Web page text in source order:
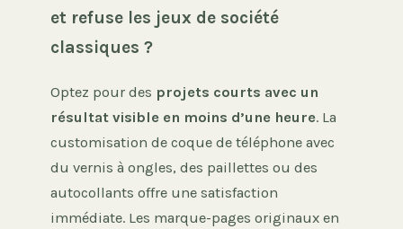
et refuse les jeux de société
classiques ?
Optez pour des projets courts avec un
résultat visible en moins d’une heure. La
customisation de coque de téléphone avec
du vernis à ongles, des paillettes ou des
autocollants offre une satisfaction
immédiate. Les marque-pages originaux en